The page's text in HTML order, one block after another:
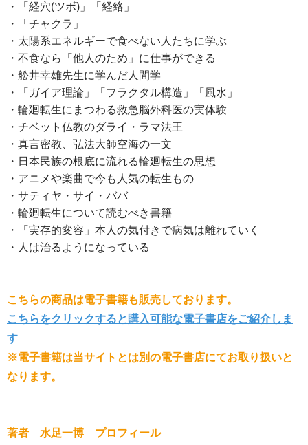
・「経穴(ツボ)」「経絡」
・「チャクラ」
・太陽系エネルギーで食べない人たちに学ぶ
・不食なら「他人のため」に仕事ができる
・舩井幸雄先生に学んだ人間学
・「ガイア理論」「フラクタル構造」「風水」
・輪廻転生にまつわる救急脳外科医の実体験
・チベット仏教のダライ・ラマ法王
・真言密教、弘法大師空海の一文
・日本民族の根底に流れる輪廻転生の思想
・アニメや楽曲で今も人気の転生もの
・サティヤ・サイ・ババ
・輪廻転生について読むべき書籍
・「実存的変容」本人の気付きで病気は離れていく
・人は治るようになっている
こちらの商品は電子書籍も販売しております。
こちらをクリックすると購入可能な電子書店をご紹介しま
す
※電子書籍は当サイトとは別の電子書店にてお取り扱いと
なります。
著者 水足一博 プロフィール